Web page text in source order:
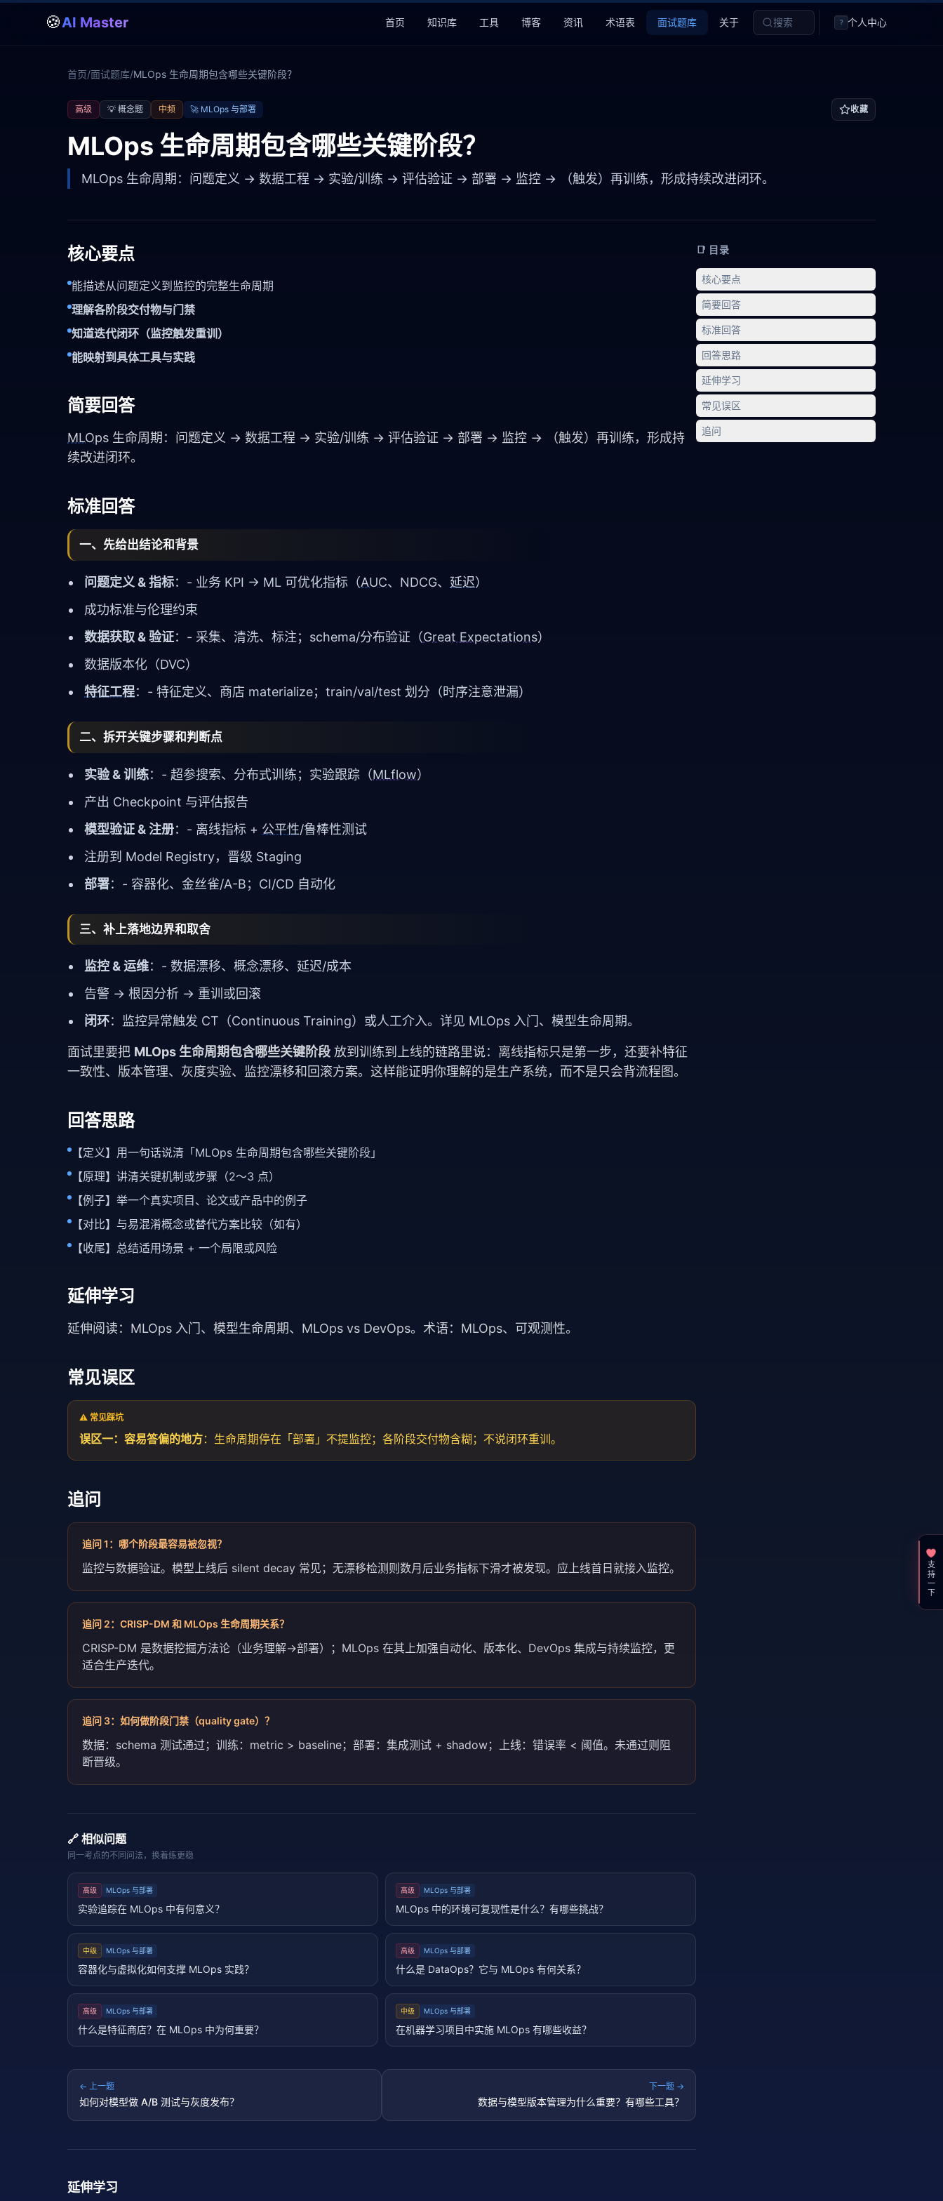
🍪AI Master 首页 知识库 工具 博客 资讯 术语表 面试题库 关于 搜索 ? 个人中心
首页/面试题库/MLOps 生命周期包含哪些关键阶段？
高级 💡 概念题 中频 🚀 MLOps 与部署 收藏
MLOps 生命周期包含哪些关键阶段？
MLOps 生命周期：问题定义 → 数据工程 → 实验/训练 → 评估验证 → 部署 → 监控 → （触发）再训练，形成持续改进闭环。
核心要点
能描述从问题定义到监控的完整生命周期
理解各阶段交付物与门禁
知道迭代闭环（监控触发重训）
能映射到具体工具与实践
简要回答
MLOps 生命周期：问题定义 → 数据工程 → 实验/训练 → 评估验证 → 部署 → 监控 → （触发）再训练，形成持
续改进闭环。
标准回答
一、先给出结论和背景
问题定义 & 指标：- 业务 KPI → ML 可优化指标（AUC、NDCG、 延迟）
成功标准与伦理约束
数据获取 & 验证：- 采集、清洗、标注；schema/分布验证（Great Expectations）
数据版本化（DVC）
特征工程：- 特征定义、商店 materialize；train/val/test 划分（时序注意泄漏）
二、拆开关键步骤和判断点
实验 & 训练：- 超参搜索、分布式训练；实验跟踪（MLflow）
产出 Checkpoint 与评估报告
模型验证 & 注册：- 离线指标 + 公平性/鲁棒性测试
注册到 Model Registry，晋级 Staging
部署：- 容器化、金丝雀/A-B；CI/CD 自动化
三、补上落地边界和取舍
监控 & 运维：- 数据漂移、概念漂移、延迟/成本
告警 → 根因分析 → 重训或回滚
闭环：监控异常触发 CT（Continuous Training）或人工介入。详见 MLOps 入门、 模型生命周期。
面试里要把 MLOps 生命周期包含哪些关键阶段 放到训练到上线的链路里说：离线指标只是第一步，还要补特征
一致性、版本管理、灰度实验、监控漂移和回滚方案。这样能证明你理解的是生产系统，而不是只会背流程图。
回答思路
【定义】用一句话说清「MLOps 生命周期包含哪些关键阶段」
【原理】讲清关键机制或步骤（2～3 点）
【例子】举一个真实项目、论文或产品中的例子
【对比】与易混淆概念或替代方案比较（如有）
【收尾】总结适用场景 + 一个局限或风险
延伸学习
延伸阅读： MLOps 入门、 模型生命周期、 MLOps vs DevOps。术语： MLOps、 可观测性。
常见误区
⚠️ 常见踩坑
误区一：容易答偏的地方：生命周期停在「部署」不提监控；各阶段交付物含糊；不说闭环重训。
追问
追问1 ： 哪个阶段最容易被忽视？
监控与数据验证。模型上线后 silent decay 常见；无漂移检测则数月后业务指标下滑才被发现。应上线首日就接入监控。
追问 2： CRISP-DM 和 MLOps 生命周期关系？
CRISP-DM 是数据挖掘方法论（业务理解→部署）；MLOps 在其上加强自动化、版本化、DevOps 集成与持续监控，更
适合生产迭代。
追问 3： 如何做阶段门禁（quality gate）？
数据：schema 测试通过；训练：metric > baseline；部署：集成测试 + shadow；上线：错误率 < 阈值。未通过则阻
断晋级。
🔗 相似问题
同一考点的不同问法，换着练更稳
高级 MLOps 与部署
实验追踪在 MLOps 中有何意义？
高级 MLOps 与部署
MLOps 中的环境可复现性是什么？有哪些挑战？
中级 MLOps 与部署
容器化与虚拟化如何支撑 MLOps 实践？
高级 MLOps 与部署
什么是 DataOps？它与 MLOps 有何关系？
高级 MLOps 与部署
什么是特征商店？在 MLOps 中为何重要？
中级 MLOps 与部署
在机器学习项目中实施 MLOps 有哪些收益？
← 上一题
如何对模型做 A/B 测试与灰度发布？
下一题 →
数据与模型版本管理为什么重要？有哪些工具？
延伸学习
📑 目录
核心要点
简要回答
标准回答
回答思路
延伸学习
常见误区
追问
支持一下